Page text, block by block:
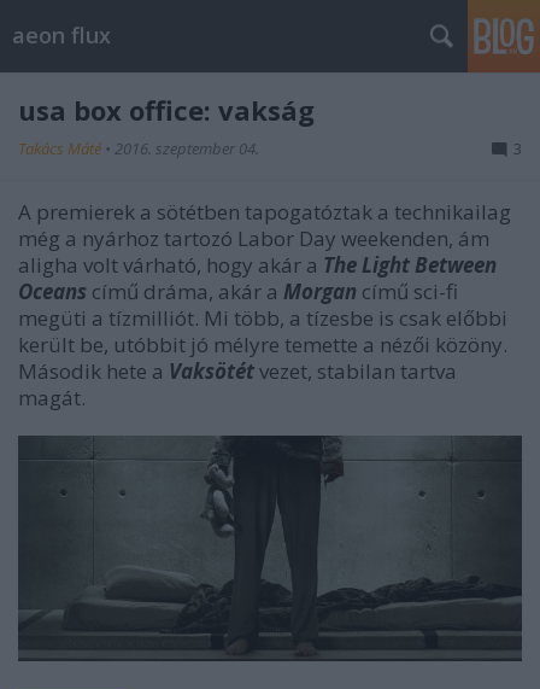
aeon flux
usa box office: vakság
Takács Máté • 2016. szeptember 04. 3
A premierek a sötétben tapogatóztak a technikailag
még a nyárhoz tartozó Labor Day weekenden, ám
aligha volt várható, hogy akár a The Light Between
Oceans című dráma, akár a Morgan című sci-fi
megüti a tízmilliót. Mi több, a tízesbe is csak előbbi
került be, utóbbit jó mélyre temette a nézői közöny.
Második hete a Vaksötétvezet, stabilan tartva
magát.